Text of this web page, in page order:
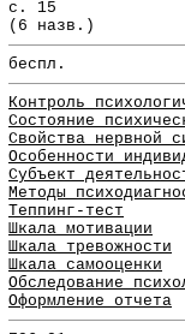
с. 15
(6 назв.)
беспл.
Контроль
Состояние
Свойства нервной
Особенности
Субъект
Методы
Теппинг-тест
Шкала мотивации
Шкала тревожности
Шкала самооценки
Обследование
Оформление отчета